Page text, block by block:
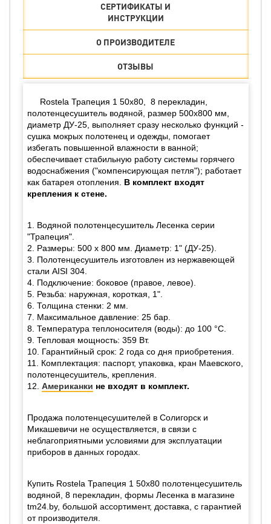
СЕРТИФИКАТЫ И
ИНСТРУКЦИИ
О ПРОИЗВОДИТЕЛЕ
ОТЗЫВЫ
Rostela Трапеция 1 50x80, 8 перекладин,
полотенцесушитель водяной, размер 500х800 мм,
диаметр ДУ-25, выполняет сразу несколько функций -
сушка мокрых полотенец и одежды, помогает
избегать повышенной влажности в ванной;
обеспечивает стабильную работу системы горячего
водоснабжения ("компенсирующая петля"); работает
как батарея отопления. В комплект входят
крепления к стене.
1. Водяной полотенцесушитель Лесенка серии
"Трапеция".
2. Размеры: 500 х 800 мм. Диаметр: 1" (ДУ-25).
3. Полотенцесушитель изготовлен из нержавеющей
стали AISI 304.
4. Подключение: боковое (правое, левое).
5. Резьба: наружная, короткая, 1".
6. Толщина стенки: 2 мм.
7. Максимальное давление: 25 бар.
8. Температура теплоносителя (воды): до 100 °С.
9. Тепловая мощность: 359 Вт.
10. Гарантийный срок: 2 года со дня приобретения.
11. Комплектация: паспорт, упаковка, кран Маевского,
полотенцесушитель, крепления.
12. Американки не входят в комплект.
Продажа полотенцесушителей в Солигорск и
Микашевичи не осуществляется, в связи с
неблагоприятными условиями для эксплуатации
приборов в данных городах.
Купить Rostela Трапеция 1 50x80 полотенцесушитель
водяной, 8 перекладин, формы Лесенка в магазине
tm24.by, большой ассортимент, доставка, с гарантией
от производителя.